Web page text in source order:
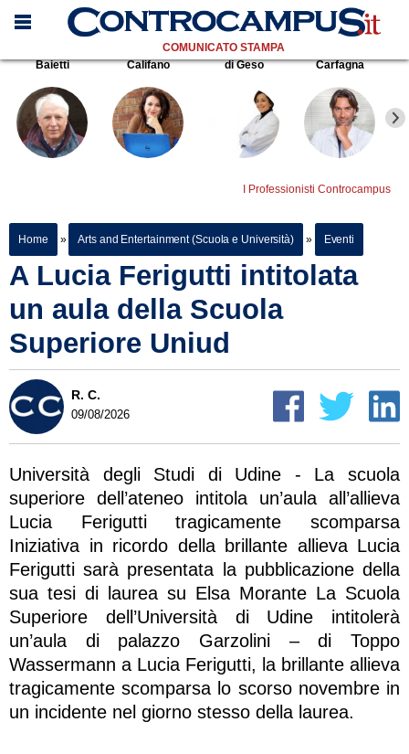
COMUNICATO STAMPA
Baietti
Califano di Geso Carfagna
I Professionisti Controcampus
Home » Arts and Entertainment (Scuola e Università) » Eventi
A Lucia Ferigutti intitolata
un aula della Scuola
Superiore Uniud
R. C.
09/08/2026
Università degli Studi di Udine - La scuola
superiore dell’ateneo intitola un’aula all’allieva
Lucia Ferigutti tragicamente scomparsa
Iniziativa in ricordo della brillante allieva Lucia
Ferigutti sarà presentata la pubblicazione della
sua tesi di laurea su Elsa Morante La Scuola
Superiore dell’Università di Udine intitolerà
un’aula di palazzo Garzolini – di Toppo
Wassermann a Lucia Ferigutti, la brillante allieva
tragicamente scomparsa lo scorso novembre in
un incidente nel giorno stesso della laurea.